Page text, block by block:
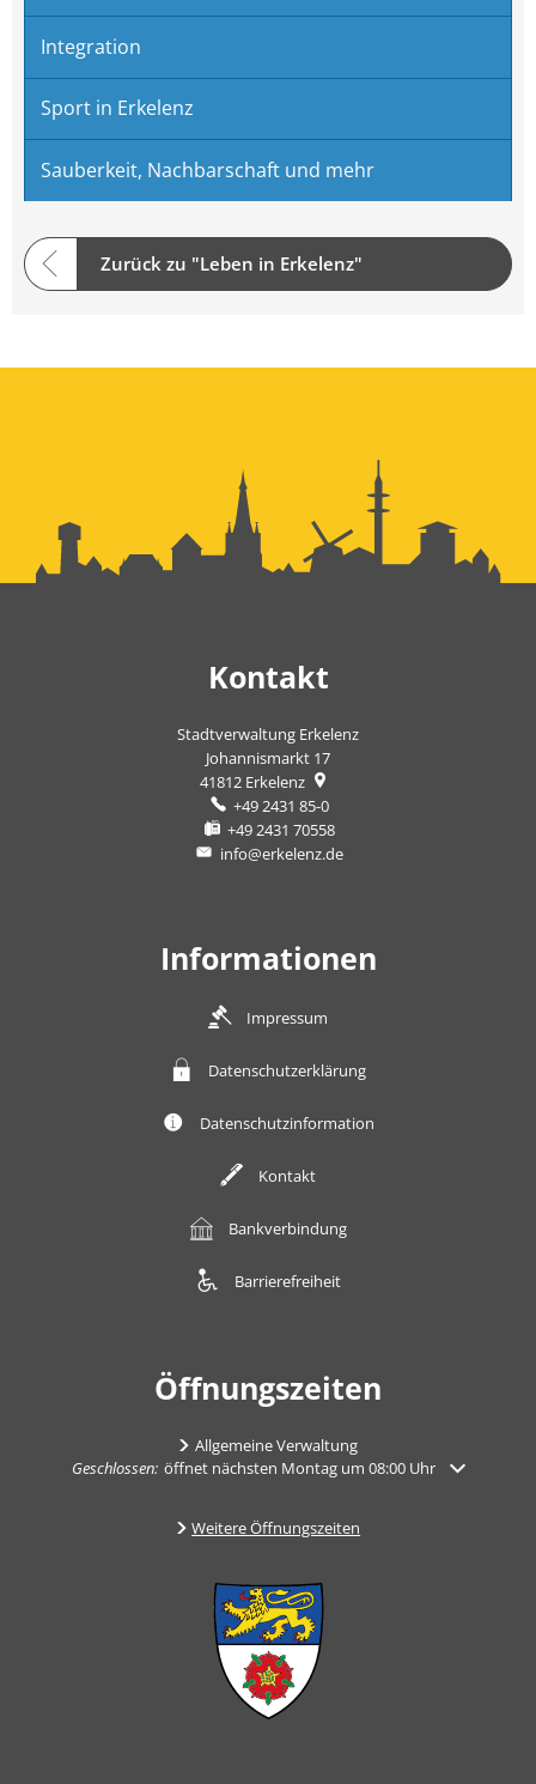
Integration
Sport in Erkelenz
Sauberkeit, Nachbarschaft und mehr
Zurück zu "Leben in Erkelenz"
Kontakt
Stadtverwaltung Erkelenz
Johannismarkt 17
41812 Erkelenz
+49 2431 85-0
+49 2431 70558
info@erkelenz.de
Informationen
Impressum
Datenschutzerklärung
Datenschutzinformation
Kontakt
Bankverbindung
Barrierefreiheit
Öffnungszeiten
Allgemeine Verwaltung
Klicken, um weitere Öffnungs- oder Schließzeiten auszublenden
Geschlossen: öffnet nächsten Montag um 08:00 Uhr
Weitere Öffnungszeiten